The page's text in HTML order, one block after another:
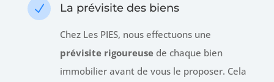
N La prévisite des biens
Chez Les PIES, nous effectuons une
prévisite rigoureusede chaque bien
immobilier avant de vous le proposer. Cela